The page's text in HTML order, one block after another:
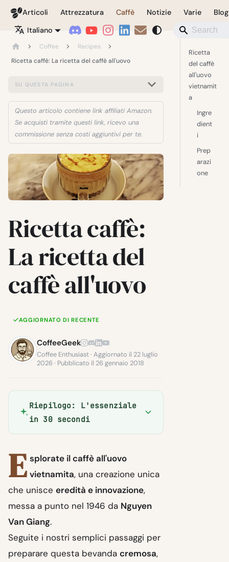
Coffeegeek
Articoli Attrezzatura Caffè Notizie Varie
Blog
Italiano
Coffee
Recipes
Ricetta caffè: La ricetta del caffè all'uovo
SU QUESTA PAGINA
Questo articolo contiene link affiliati Amazon.
Se acquisti tramite questi link, ricevo una
commissione senza costi aggiuntivi per te.
Ricetta caffè:
La ricetta del
caffè all'uovo
AGGIORNATO DI RECENTE
CoffeeGeek
Coffee Enthusiast · Aggiornato il 22 luglio
2026 · Pubblicato il 26 gennaio 2018
Riepilogo: L'essenziale
in 30 secondi
E splorate il caffè all'uovo
vietnamita, una creazione unica
che unisce eredità e innovazione,
messa a punto nel 1946 da Nguyen
Van Giang.
Seguite i nostri semplici passaggi per
preparare questa bevanda cremosa,
Ricetta
del caffè
all'uovo
vietnamit
a
Ingre
dient
i
Prep
arazi
one